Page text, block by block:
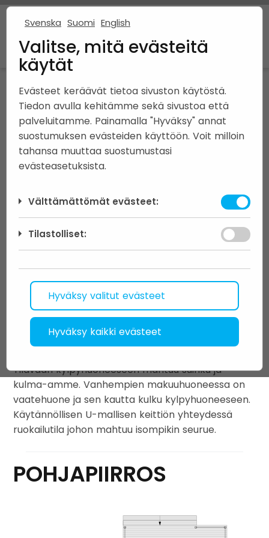
Svenska Suomi English
Valitse, mitä evästeitä
käytät
Evästeet keräävät tietoa sivuston käytöstä.
Tiedon avulla kehitämme sekä sivustoa että
palveluitamme. Painamalla "Hyväksy" annat
suostumuksen evästeiden käyttöön. Voit milloin
tahansa muuttaa suostumustasi
evästeasetuksista.
Välttämättömät evästeet:
tekemään verkkosivustosta käyttökelpoisen
sallimalla perustoimintoja kuten sivulla
ilman näitä evästeitä.
Tilastolliset:
parantaa sivustomme käyttäjäystävällisyttä.
Tähän sisältyy myös edistynyt analyysi
kohdennetun ja personoidun markkinoinnin
tekemiseksi.
Hyväksy valitut evästeet
Hyväksy kaikki evästeet
DELICATO |5H+K+APK+S
Huoneistoala: 145.0 m² | Kerrosala: 163.5 m² |
Kerrosala MBL §115,3: 158.5 m²
Tilavaan kylpyhuoneeseen mahtuu suihku ja
kulma-amme. Vanhempien makuuhuoneessa on
vaatehuone ja sen kautta kulku kylpyhuoneeseen.
Käytännöllisen U-mallisen keittiön yhteydessä
ruokailutila johon mahtuu isompikin seurue.
POHJAPIIRROS